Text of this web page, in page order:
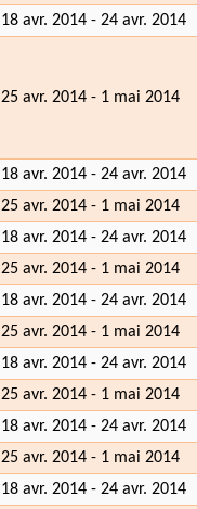
18 avr. 2014 - 24 avr. 2014
25 avr. 2014 - 1 mai 2014
18 avr. 2014 - 24 avr. 2014
25 avr. 2014 - 1 mai 2014
18 avr. 2014 - 24 avr. 2014
25 avr. 2014 - 1 mai 2014
18 avr. 2014 - 24 avr. 2014
25 avr. 2014 - 1 mai 2014
18 avr. 2014 - 24 avr. 2014
25 avr. 2014 - 1 mai 2014
18 avr. 2014 - 24 avr. 2014
25 avr. 2014 - 1 mai 2014
18 avr. 2014 - 24 avr. 2014